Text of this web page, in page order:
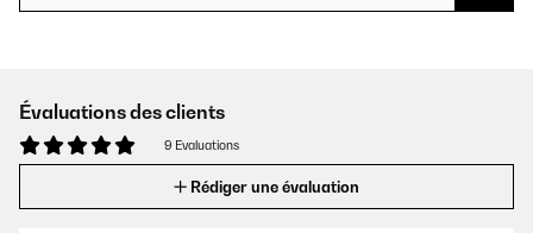
Évaluations des clients
9 Evaluations
Rédiger une évaluation